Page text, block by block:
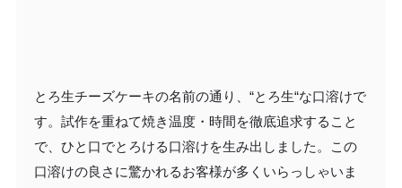
とろ生チーズケーキの名前の通り、“とろ生“な口溶けで
す。試作を重ねて焼き温度・時間を徹底追求すること
で、ひと口でとろける口溶けを生み出しました。この
口溶けの良さに驚かれるお客様が多くいらっしゃいま